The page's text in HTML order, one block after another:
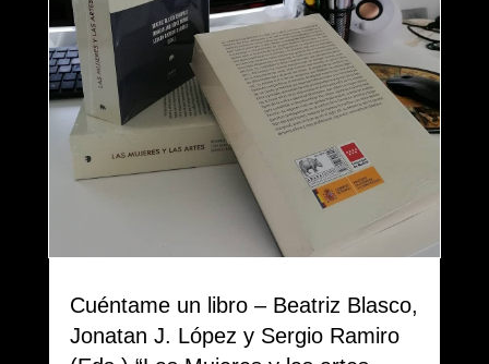
Cuéntame un libro – Beatriz Blasco,
Jonatan J. López y Sergio Ramiro